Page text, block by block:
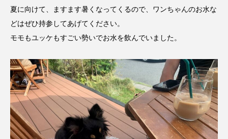
夏に向けて、ますます暑くなってくるので、ワンちゃんのお水な
どはぜひ持参してあげてください。
モモもユッケもすごい勢いでお水を飲んでいました。